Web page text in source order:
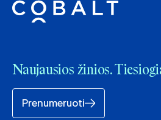
Naujausios žinios.
Prenumeruoti